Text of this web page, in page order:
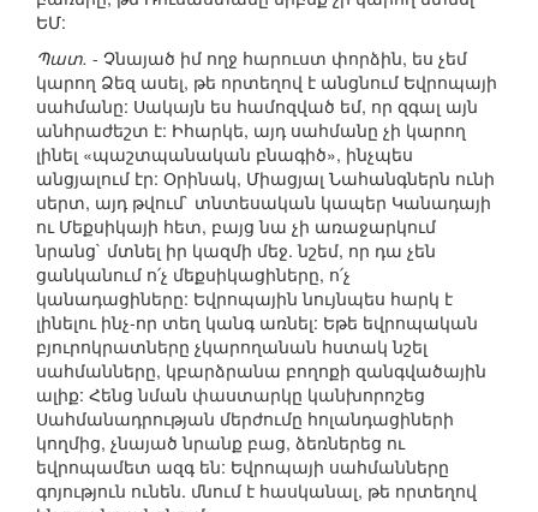
ԵՄ:
Պատ. - Չնայած իմ ողջ հարուստ փորձին, ես չեմ
կարող Ձեզ ասել, թե որտեղով է անցնում Եվրոպայի
սահմանը: Սակայն ես համոզված եմ, որ զգալ այն
անհրաժեշտ է: Իհարկե, այդ սահմանը չի կարող
լինել «պաշտպանական բնագիծ», ինչպես
անցյալում էր: Օրինակ, Միացյալ Նահանգներն ունի
սերտ, այդ թվում` տնտեսական կապեր Կանադայի
ու Մեքսիկայի հետ, բայց նա չի առաջարկում
նրանց` մտնել իր կազմի մեջ. նշեմ, որ դա չեն
ցանկանում ո՛չ մեքսիկացիները, ո՛չ
կանադացիները: Եվրոպային նույնպես հարկ է
լինելու ինչ-որ տեղ կանգ առնել: Եթե եվրոպական
բյուրոկրատները չկարողանան հստակ նշել
սահմանները, կբարձրանա բողոքի զանգվածային
ալիք: Հենց նման փաստարկը կանխորոշեց
Սահմանադրության մերժումը հոլանդացիների
կողմից, չնայած նրանք բաց, ձեռներեց ու
եվրոպամետ ազգ են: Եվրոպայի սահմանները
գոյություն ունեն. մնում է հասկանալ, թե որտեղով